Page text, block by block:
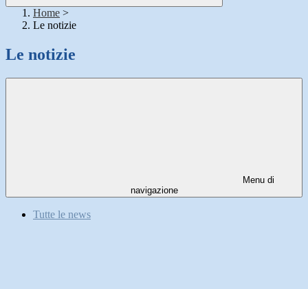
Home >
Le notizie
Le notizie
Menu di
navigazione
Tutte le news